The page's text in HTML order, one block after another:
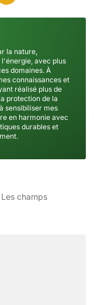
la nature,
avec plus
domaines. À
connaissances et
réalisé plus de
protection de la
sensibiliser mes
en harmonie avec
durables et
Les champs